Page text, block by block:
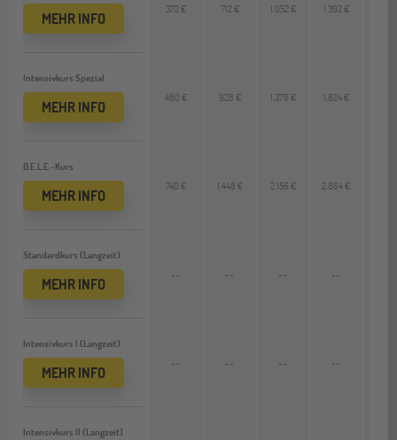
MEHR INFO
Intensivkurs Spezial
MEHR INFO
D.E.L.E.-Kurs
MEHR INFO
Standardkurs (Langzeit)
MEHR INFO
Intensivkurs I (Langzeit)
MEHR INFO
Intensivkurs II (Langzeit)
372 € 712 € 1.052 € 1.392 €
480 € 928 € 1.376 € 1.824 €
740 € 1.448 € 2.156 € 2.864 €
-- -- -- --
-- -- -- --